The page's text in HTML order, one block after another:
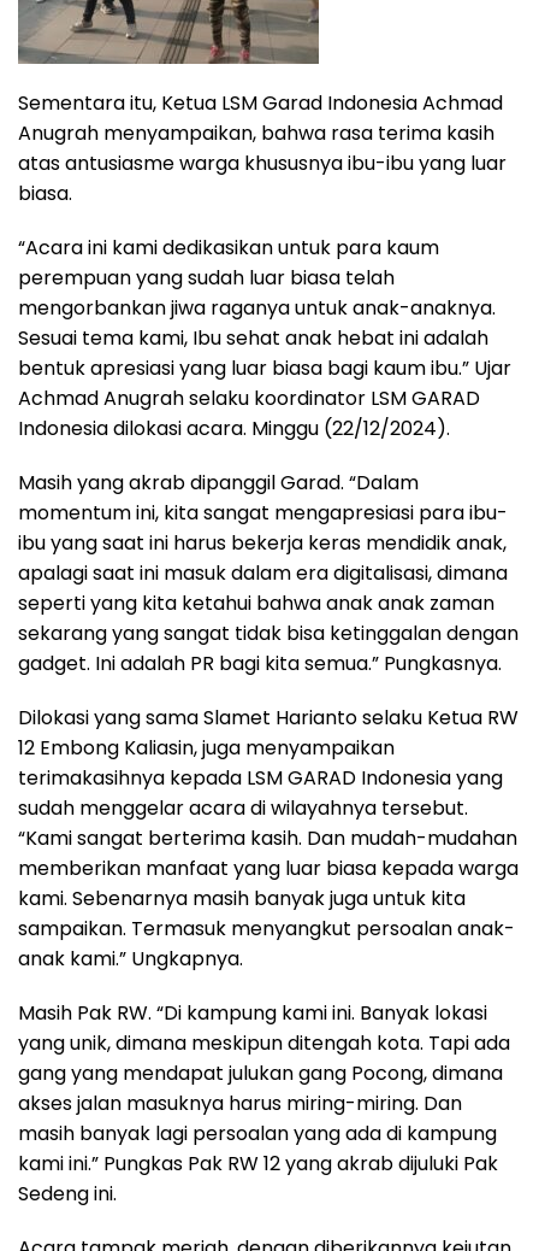
Sementara itu, Ketua LSM Garad Indonesia Achmad
Anugrah menyampaikan, bahwa rasa terima kasih
atas antusiasme warga khususnya ibu-ibu yang luar
biasa.
“Acara ini kami dedikasikan untuk para kaum
perempuan yang sudah luar biasa telah
mengorbankan jiwa raganya untuk anak-anaknya.
Sesuai tema kami, Ibu sehat anak hebat ini adalah
bentuk apresiasi yang luar biasa bagi kaum ibu.” Ujar
Achmad Anugrah selaku koordinator LSM GARAD
Indonesia dilokasi acara. Minggu (22/12/2024).
Masih yang akrab dipanggil Garad. “Dalam
momentum ini, kita sangat mengapresiasi para ibu-
ibu yang saat ini harus bekerja keras mendidik anak,
apalagi saat ini masuk dalam era digitalisasi, dimana
seperti yang kita ketahui bahwa anak anak zaman
sekarang yang sangat tidak bisa ketinggalan dengan
gadget. Ini adalah PR bagi kita semua.” Pungkasnya.
Dilokasi yang sama Slamet Harianto selaku Ketua RW
12 Embong Kaliasin, juga menyampaikan
terimakasihnya kepada LSM GARAD Indonesia yang
sudah menggelar acara di wilayahnya tersebut.
“Kami sangat berterima kasih. Dan mudah-mudahan
memberikan manfaat yang luar biasa kepada warga
kami. Sebenarnya masih banyak juga untuk kita
sampaikan. Termasuk menyangkut persoalan anak-
anak kami.” Ungkapnya.
Masih Pak RW. “Di kampung kami ini. Banyak lokasi
yang unik, dimana meskipun ditengah kota. Tapi ada
gang yang mendapat julukan gang Pocong, dimana
akses jalan masuknya harus miring-miring. Dan
masih banyak lagi persoalan yang ada di kampung
kami ini.” Pungkas Pak RW 12 yang akrab dijuluki Pak
Sedeng ini.